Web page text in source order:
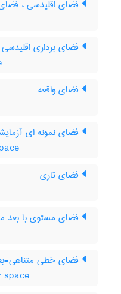
فضای اقلیدسی ،
فضای برداری اقلیدسی
فضای واقعه
فضای نمونه ای
فضای تاری
فضای مستوی با بعد
فضای خطی متناهی-
space